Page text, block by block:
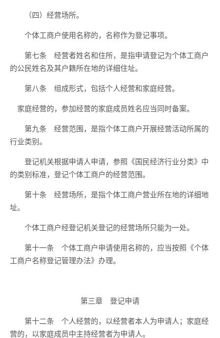
（四）经营场所。
个体工商户使用名称的，名称作为登记事项。
第七条 经营者姓名和住所，是指申请登记为个体工商户
的公民姓名及其户籍所在地的详细住址。
第八条 组成形式，包括个人经营和家庭经营。
家庭经营的，参加经营的家庭成员姓名应当同时备案。
第九条 经营范围，是指个体工商户开展经营活动所属的
行业类别。
登记机关根据申请人申请，参照《国民经济行业分类》中
的类别标准，登记个体工商户的经营范围。
第十条 经营场所，是指个体工商户营业所在地的详细地
址。
个体工商户经登记机关登记的经营场所只能为一处。
第十一条 个体工商户申请使用名称的，应当按照《个体
工商户名称登记管理办法》办理。
第三章 登记申请
第十二条 个人经营的，以经营者本人为申请人；家庭经
营的，以家庭成员中主持经营者为申请人。